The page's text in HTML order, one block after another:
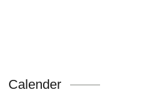
Calender